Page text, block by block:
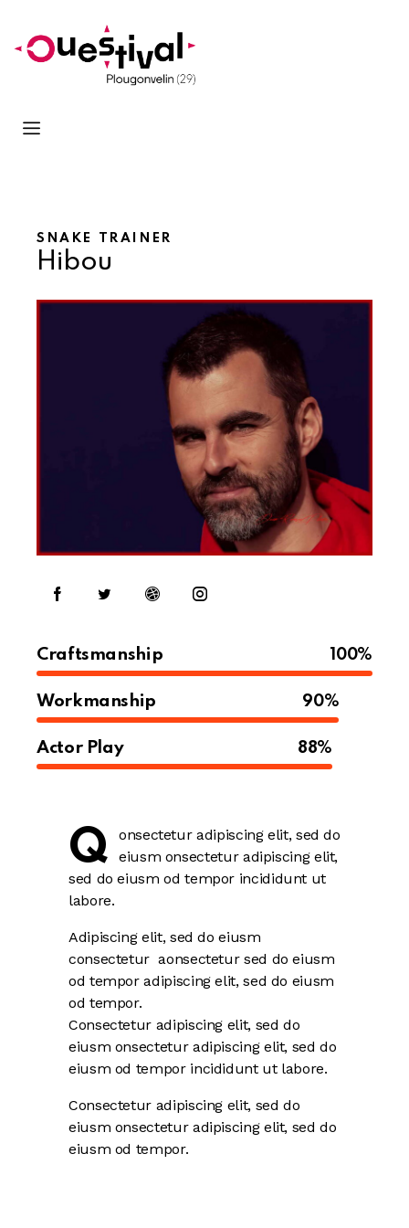
SNAKE TRAINER
Hibou
Craftsmanship 100%
Workmanship 90%
Actor Play 88%
Q
onsectetur adipiscing elit, sed do
eiusm onsectetur adipiscing elit,
sed do eiusm od tempor incididunt ut
labore.
Adipiscing elit, sed do eiusm
consectetur aonsectetur sed do eiusm
od tempor adipiscing elit, sed do eiusm
od tempor.
Consectetur adipiscing elit, sed do
eiusm onsectetur adipiscing elit, sed do
eiusm od tempor incididunt ut labore.
Consectetur adipiscing elit, sed do
eiusm onsectetur adipiscing elit, sed do
eiusm od tempor.